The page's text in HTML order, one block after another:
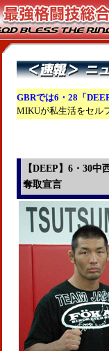
GBRでは6・28「
MIKUが私生活をセル
【DEEP】6・30
奪取宣言